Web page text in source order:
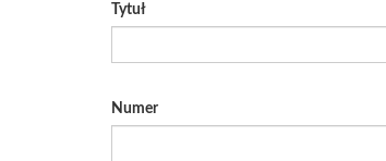
Tytuł
Numer